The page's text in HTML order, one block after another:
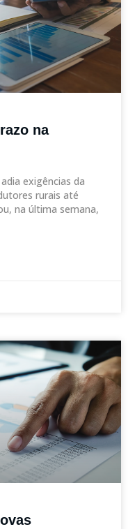
na
exigências da
rurais até
na última semana,